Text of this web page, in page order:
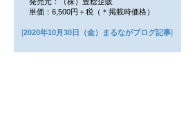
単価：6,500円＋税（＊掲載時価格）
[2020年10月30日（金）まるながブログ記事]